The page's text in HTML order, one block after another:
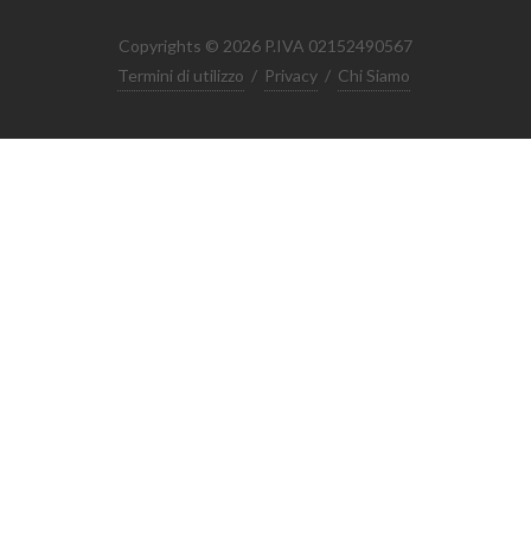
Copyrights © 2026 P.IVA 02152490567
Termini di utilizzo / Privacy / Chi Siamo